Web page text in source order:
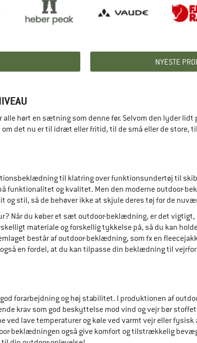
NYESTE
hørt en sætning som denne før. Selvom den lyder
det nu er til idræt eller fritid, til de små eller de store,
til klatring over funktionsundertøj til
og kvalitet. Men den moderne outdoor-
stil, så de behøver ikke at skjule deres tøj for de
Når du køber et sæt outdoor-beklædning, er det
materiale og forskellig tykkelse på, så du kan
består af outdoor-beklædning, som fx en
en fordel, at du kan tilpasse din beklædning til
forarbejdning og høj stabilitet. I produktionen af
krav som god beskyttelse mod vind og vejr bør
lave temperaturer og køle ved varmt vejr eller
beklædningen også give komfort og tilstrækkelig